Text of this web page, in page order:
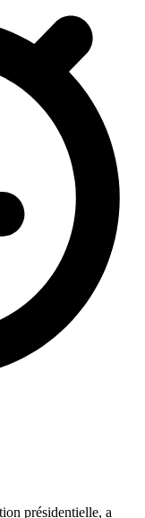
présidentielle, a